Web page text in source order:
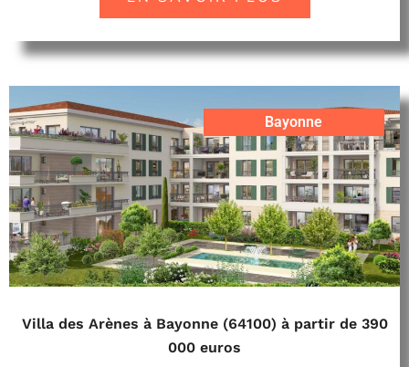
Bayonne
Villa des Arènes à Bayonne (64100) à partir de 390
000 euros